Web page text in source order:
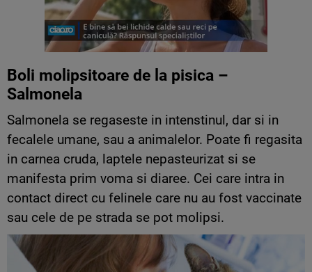
Boli molipsitoare de la pisica –
Salmonela
Salmonela se regaseste in intenstinul, dar si in
fecalele umane, sau a animalelor. Poate fi regasita
in carnea cruda, laptele nepasteurizat si se
manifesta prim voma si diaree. Cei care intra in
contact direct cu felinele care nu au fost vaccinate
sau cele de pe strada se pot molipsi.